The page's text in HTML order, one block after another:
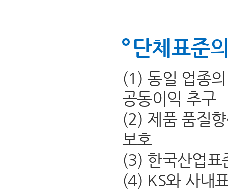
단체표준
(1) 동일 업종
공동이익 추구
(2) 제품 품질
보호
(3) 한국산업표
(4) KS와 사내